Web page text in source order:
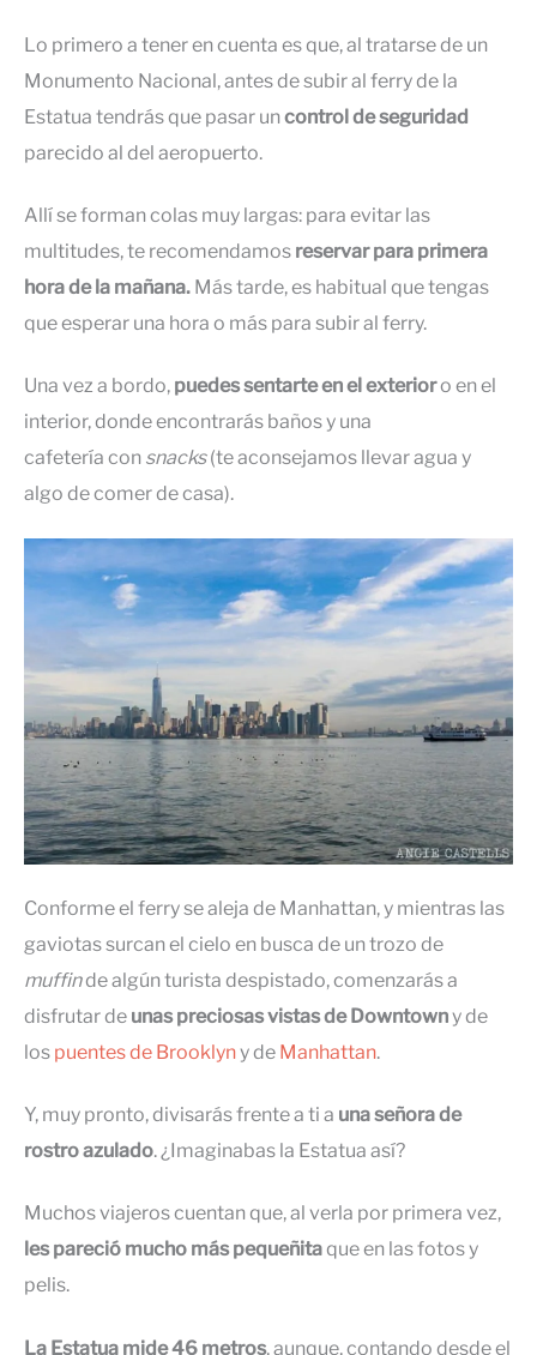
Lo primero a tener en cuenta es que, al tratarse de un
Monumento Nacional, antes de subir al ferry de la
Estatua tendrás que pasar uncontrol de seguridad
parecido al del aeropuerto.
Allí se forman colas muy largas: para evitar las
multitudes, te recomendamos reservar para primera
hora de la mañana. Más tarde, es habitual que tengas
que esperar una hora o más para subir al ferry.
Una vez a bordo, puedes sentarte en el exterioro en el
interior, donde encontrarás baños y una
cafetería con snacks(te aconsejamos llevar agua y
algo de comer de casa).
Conforme el ferry se aleja de Manhattan, y mientras las
gaviotas surcan el cielo en busca de un trozo de
muffinde algún turista despistado, comenzarás a
disfrutar de unas preciosas vistas de Downtowny de
los puentes de Brooklyny de Manhattan.
Y, muy pronto, divisarás frente a ti a una señora de
rostro azulado. ¿Imaginabas la Estatua así?
Muchos viajeros cuentan que, al verla por primera vez,
les pareció mucho más pequeñitaque en las fotos y
pelis.
La Estatua mide46 metros, aunque, contando desde el